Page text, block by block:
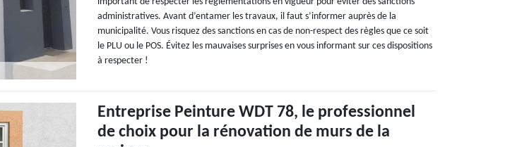
administratives. Avant d’entamer les travaux, il faut s’informer auprès de la
municipalité. Vous risquez des sanctions en cas de non-respect des règles que ce soit
le PLU ou le POS. Évitez les mauvaises surprises en vous informant sur ces dispositions
à respecter !
Entreprise Peinture WDT 78, le professionnel
de choix pour la rénovation de murs de la